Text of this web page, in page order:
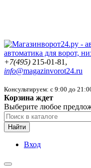
+7(495) 215-01-81,
info@magazinvorot24.ru
Консультируем: с 9:00 до
Корзина ждет
Выберите любое
Найти
Вход